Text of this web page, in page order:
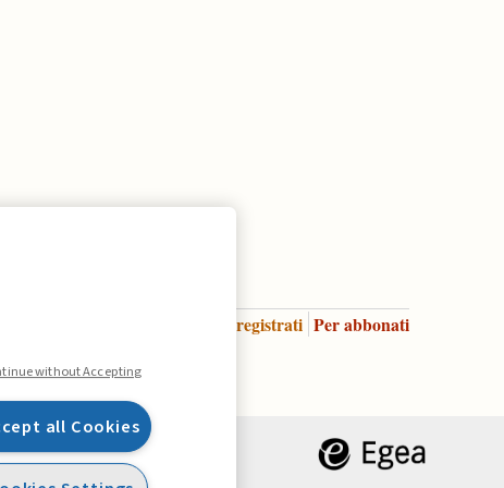
Per registrati Per abbonati
without Accepting
all Cookies